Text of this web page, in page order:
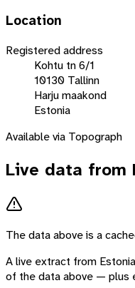
Location
Registered address
Kohtu tn 6/1
10130 Tallinn
Harju maakond
Estonia
Available via Topograph
Live data from
The data above is a
A live extract from Estonia
of the data above — plus